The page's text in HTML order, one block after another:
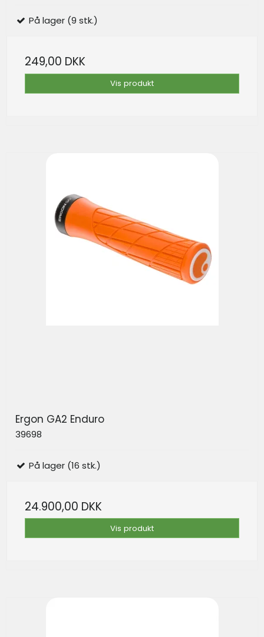
På lager (9 stk.)
249,00 DKK
Vis produkt
Ergon GA2 Enduro
39698
På lager (16 stk.)
24.900,00 DKK
Vis produkt